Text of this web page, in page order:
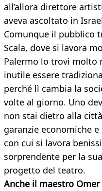
all’allora direttore
aveva ascoltato in
Comunque il pubblico
Scala, dove si lavora
Palermo lo trovi molto
inutile essere
perché lì cambia la
volte al giorno. Uno
non stai dietro alla
garanzie economiche
con cui si lavora
sorprendente per la
progetto del teatro.
Anche il maestro